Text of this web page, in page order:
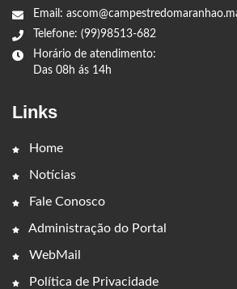
Email:
Telefone: (99)98513-682
Horário de atendimento:
Das 08h ás 14h
Links
Home
Notícias
Fale Conosco
Administração do Portal
WebMail
Política de Privacidade